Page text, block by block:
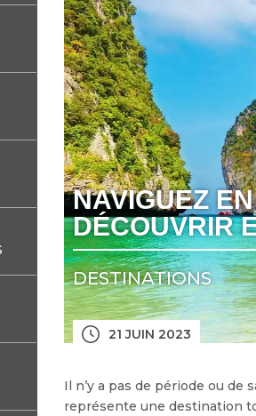
NAVIGUEZ
DÉCOUVRIR
DESTINATIONS
21 JUIN 2023
Il n’y a pas de période ou de
représente une destination